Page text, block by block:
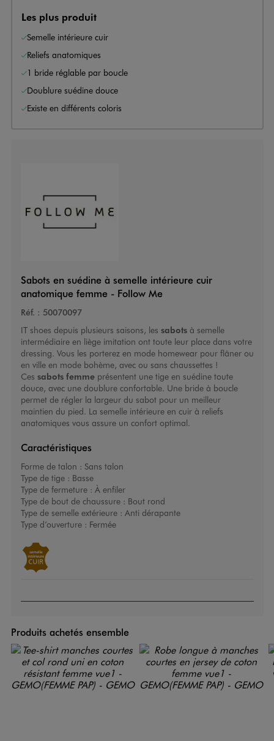
Les plus produit
Semelle intérieure cuir
Reliefs anatomiques
1 bride réglable par boucle
Doublure suédine douce
Existe en différents coloris
Sabots en suédine à semelle intérieure cuir
anatomique femme - Follow Me
Réf. : 50070097
IT shoes depuis plusieurs saisons, les sabotsà semelle
intermédiaire en liège imitation ont toute leur place dans votre
dressing. Vous les porterez en mode homewear pour flâner ou
en ville en mode bohème, avec ou sans chaussettes !
Ces sabots femmeprésentent une tige en suédine toute
douce, avec une doublure confortable. Une bride à boucle
permet de régler la largeur du sabot pour un meilleur
maintien du pied. La semelle intérieure en cuir à reliefs
anatomiques vous assure un confort optimal.
Caractéristiques
Forme de talon : Sans talon
Type de tige : Basse
Type de fermeture : À enfiler
Type de bout de chaussure : Bout rond
Type de semelle extérieure : Anti dérapante
Type d’ouverture : Fermée
Produits achetés ensemble